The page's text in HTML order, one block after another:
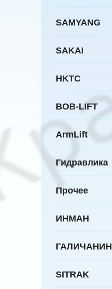
SAMYANG
SAKAI
HKTC
BOB-LIFT
ArmLift
Гидравлика
Прочее
ИНМАН
ГАЛИЧАНИН
SITRAK